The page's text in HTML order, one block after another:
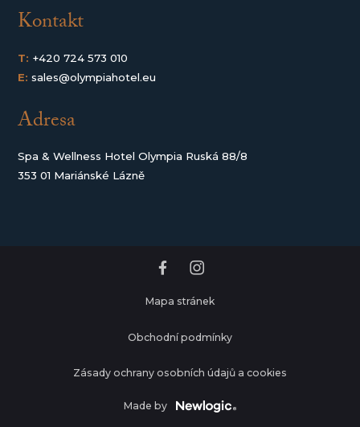
Kontakt
T: +420 724 573 010
E: sales@olympiahotel.eu
Adresa
Spa & Wellness Hotel Olympia Ruská 88/8
353 01 Mariánské Lázně
Mapa stránek
Obchodní podmínky
Zásady ochrany osobních údajů a cookies
Made by